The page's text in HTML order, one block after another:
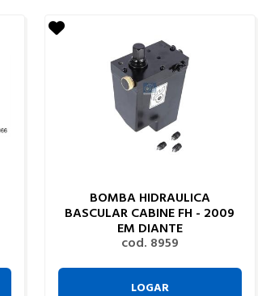
BOMBA HIDRAULICA
BASCULAR CABINE FH - 2009
EM DIANTE
cod. 8959
LOGAR